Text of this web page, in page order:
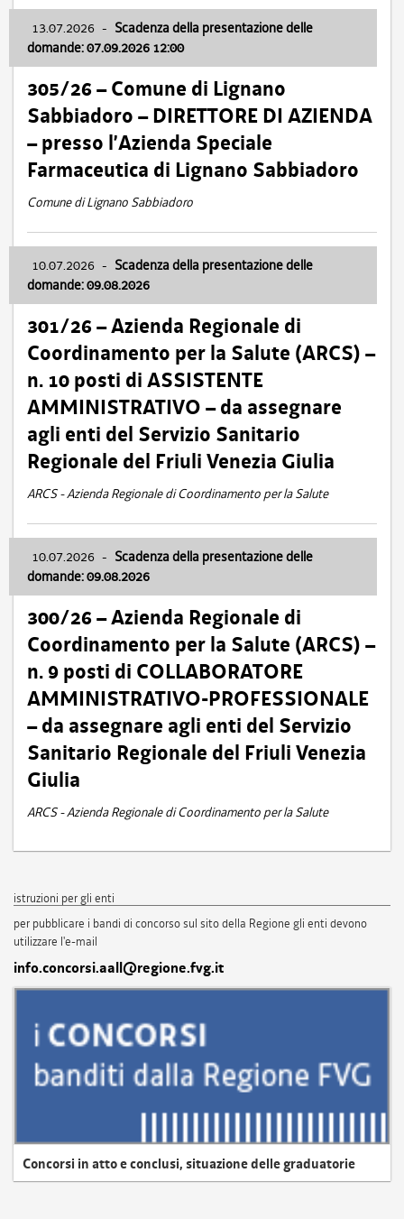
13.07.2026 - Scadenza della presentazione delle
domande: 07.09.2026 12:00
305/26 – Comune di Lignano
Sabbiadoro – DIRETTORE DI AZIENDA
– presso l’Azienda Speciale
Farmaceutica di Lignano Sabbiadoro
Comune di Lignano Sabbiadoro
10.07.2026 - Scadenza della presentazione delle
domande: 09.08.2026
301/26 – Azienda Regionale di
Coordinamento per la Salute (ARCS) –
n. 10 posti di ASSISTENTE
AMMINISTRATIVO – da assegnare
agli enti del Servizio Sanitario
Regionale del Friuli Venezia Giulia
ARCS - Azienda Regionale di Coordinamento per la Salute
10.07.2026 - Scadenza della presentazione delle
domande: 09.08.2026
300/26 – Azienda Regionale di
Coordinamento per la Salute (ARCS) –
n. 9 posti di COLLABORATORE
AMMINISTRATIVO-PROFESSIONALE
– da assegnare agli enti del Servizio
Sanitario Regionale del Friuli Venezia
Giulia
ARCS - Azienda Regionale di Coordinamento per la Salute
istruzioni per gli enti
per pubblicare i bandi di concorso sul sito della Regione gli enti devono
utilizzare l'e-mail
info.concorsi.aall@regione.fvg.it
Concorsi in atto e conclusi, situazione delle graduatorie